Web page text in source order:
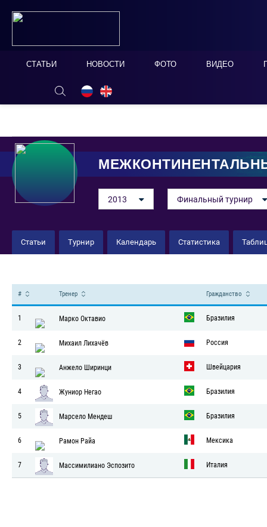
СТАТЬИ НОВОСТИ ФОТО ВИДЕО
ОНЛАЙН ТАБЛО СКРЫТЬ
2013 Финальный турнир
Статьи Турнир Календарь Статистика
# Тренер Гражданство
1 Марко Октавио Бразилия
2 Михаил Лихачёв Россия
3 Анжело Ширинци Швейцария
4 Жуниор Негао Бразилия
5 Марсело Мендеш Бразилия
6 Рамон Райа Мексика
7 Массимилиано Эспозито Италия